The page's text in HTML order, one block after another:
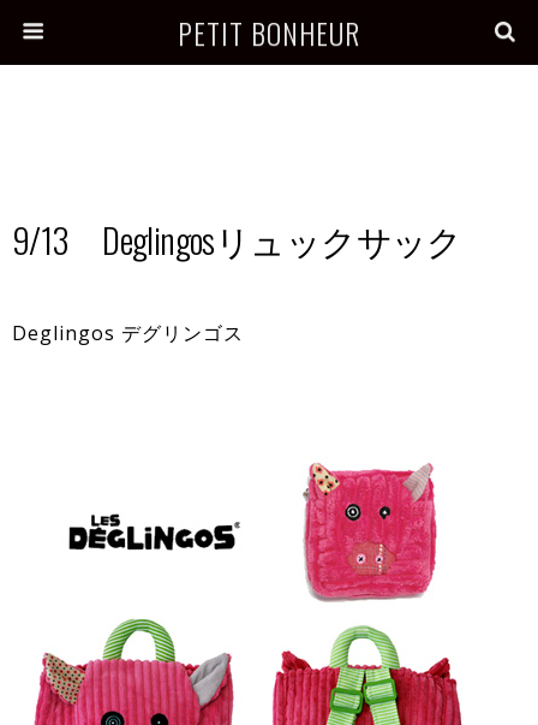
PETIT BONHEUR
9/13 Deglingosリュックサック
Deglingos デグリンゴス